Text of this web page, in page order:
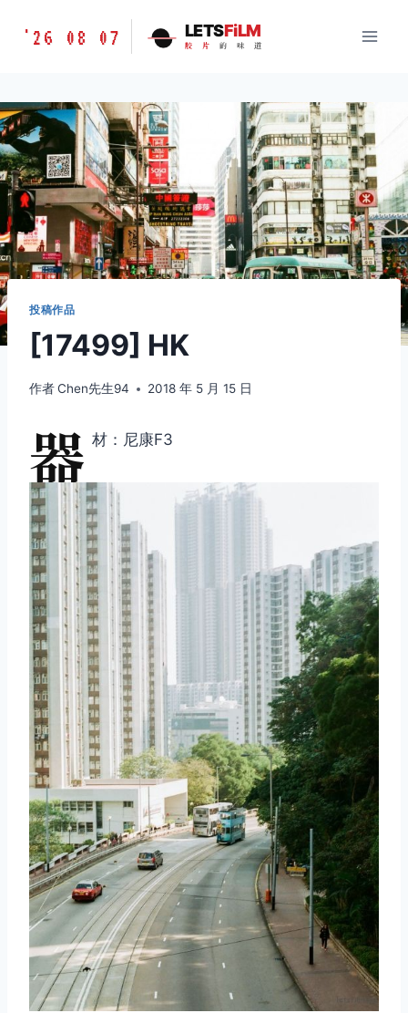
胶
味
道
LETSFILM
'26 08 07 LETSFiLM
胶 片 的 味 道
投稿作品
[17499] HK
作者Chen先生94 2018 年 5 月 15 日
器 材：尼康F3